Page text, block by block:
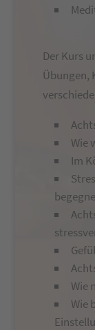
Der Kurs
Übungen,
Wie
Im
begegne
Wie
Wie